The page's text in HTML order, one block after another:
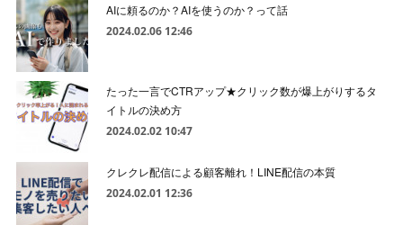
AIに頼るのか？AIを使うのか？って話
2024.02.06 12:46
たった一言でCTRアップ★クリック数が爆上がりするタ
イトルの決め方
2024.02.02 10:47
クレクレ配信による顧客離れ！LINE配信の本質
2024.02.01 12:36